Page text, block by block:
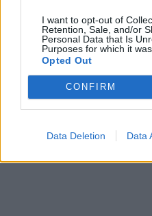
I want to opt-out of
Retention, Sale, and/or
Personal Data that Is
Purposes for which it
Opted Out
CONFIRM
Data Deletion Data